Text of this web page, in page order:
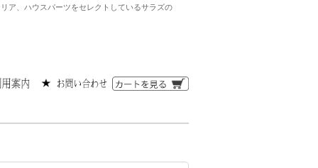
ア、ハウスパーツをセレクトしているサラズの